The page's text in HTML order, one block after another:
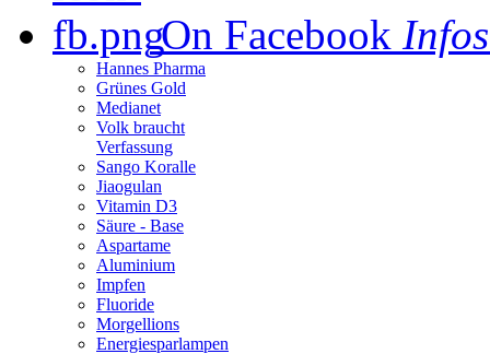
On Facebook
Hannes Pharma
Grünes Gold
Medianet
Volk braucht
Verfassung
Sango Koralle
Jiaogulan
Vitamin D3
Säure - Base
Aspartame
Aluminium
Impfen
Fluoride
Morgellions
Energiesparlampen